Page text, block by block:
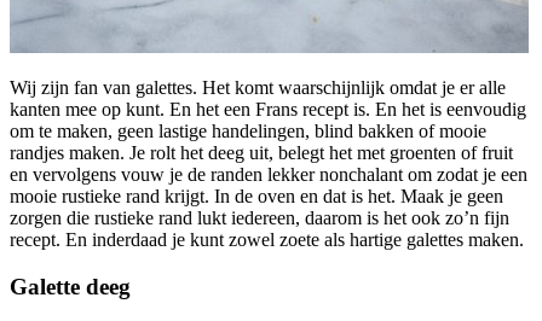
Wij zijn fan van galettes. Het komt waarschijnlijk omdat je er alle
kanten mee op kunt. En het een Frans recept is. En het is eenvoudig
om te maken, geen lastige handelingen, blind bakken of mooie
randjes maken. Je rolt het deeg uit, belegt het met groenten of fruit
en vervolgens vouw je de randen lekker nonchalant om zodat je een
mooie rustieke rand krijgt. In de oven en dat is het. Maak je geen
zorgen die rustieke rand lukt iedereen, daarom is het ook zo’n fijn
recept. En inderdaad je kunt zowel zoete als hartige galettes maken.
Galette deeg